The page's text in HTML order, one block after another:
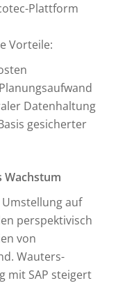
Plattform
Vorteile:
Datenhaltung
gesicherter
Wachstum
auf
perspektivisch
von
Wauters-
mit SAP steigert